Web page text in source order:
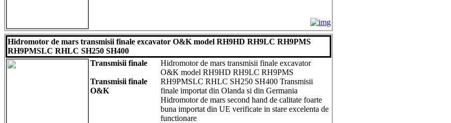
Hidromotor de mars transmisii finale excavator O&K model RH9HD RH9LC RH9PMS
RH9PMSLC RHLC SH250 SH400
Transmisii finale
Transmisii finale
O&K
Hidromotor de mars transmisii finale excavator
O&K model RH9HD RH9LC RH9PMS
RH9PMSLC RHLC SH250 SH400 Transmisii
finale importat din Olanda si din Germania
Hidromotor de mars second hand de calitate foarte
buna importat din UE verificate in stare excelenta de
functionare